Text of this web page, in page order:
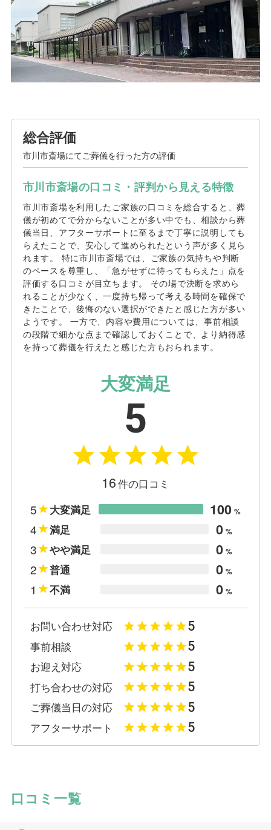
総合評価
市川市斎場にてご葬儀を行った方の評価
市川市斎場の口コミ・評判から見える特徴
市川市斎場を利用したご家族の口コミを総合すると、葬
儀が初めてで分からないことが多い中でも、相談から葬
儀当日、アフターサポートに至るまで丁寧に説明しても
らえたことで、安心して進められたという声が多く見ら
れます。 特に市川市斎場では、ご家族の気持ちや判断
のペースを尊重し、「急がせずに待ってもらえた」点を
評価する口コミが目立ちます。 その場で決断を求めら
れることが少なく、一度持ち帰って考える時間を確保で
きたことで、後悔のない選択ができたと感じた方が多い
ようです。 一方で、内容や費用については、事前相談
の段階で細かな点まで確認しておくことで、より納得感
を持って葬儀を行えたと感じた方もおられます。
大変満足
5
16件の口コミ
5 大変満足 100 %
4 満足 0 %
3 やや満足 0 %
2 普通 0 %
1 不満 0 %
お問い合わせ対応 5
事前相談 5
お迎え対応 5
打ち合わせの対応 5
ご葬儀当日の対応 5
アフターサポート 5
口コミ一覧